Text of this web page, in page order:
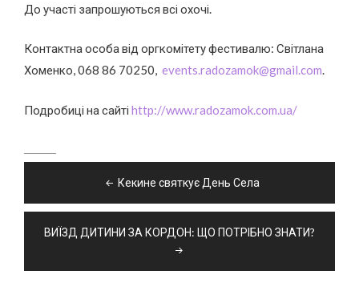
До участі запрошуються всі охочі.
Контактна особа від оргкомітету фестивалю: Світлана
Хоменко, 068 86 70250, events.radozamok@gmail.com.
Подробиці на сайті http://www.radozamok.com.ua/
Кекине святкує День Села
ВИЇЗД ДИТИНИ ЗА КОРДОН: ЩО ПОТРІБНО ЗНАТИ?